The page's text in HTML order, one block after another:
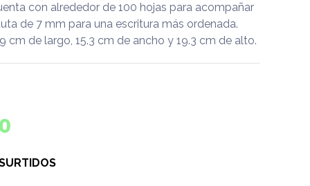
con alrededor de 100 hojas para acompañar
de 7 mm para una escritura más ordenada.
cm de largo, 15.3 cm de ancho y 19.3 cm de alto.